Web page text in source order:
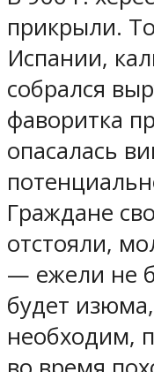
прикрыли.
Испании,
собрался
фаворитка
опасалась
Граждане
отстояли,
— ежели не
будет
необходим,